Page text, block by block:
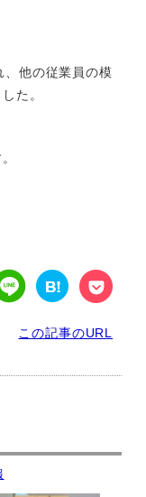
、他の従業員の模
た。
この記事のURL